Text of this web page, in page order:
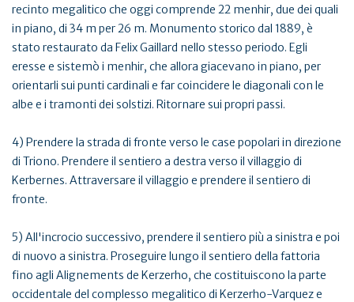
recinto megalitico che oggi comprende 22 menhir, due dei quali
in piano, di 34 m per 26 m. Monumento storico dal 1889, è
stato restaurato da Felix Gaillard nello stesso periodo. Egli
eresse e sistemò i menhir, che allora giacevano in piano, per
orientarli sui punti cardinali e far coincidere le diagonali con le
albe e i tramonti dei solstizi. Ritornare sui propri passi.
4) Prendere la strada di fronte verso le case popolari in direzione
di Triono. Prendere il sentiero a destra verso il villaggio di
Kerbernes. Attraversare il villaggio e prendere il sentiero di
fronte.
5) All'incrocio successivo, prendere il sentiero più a sinistra e poi
di nuovo a sinistra. Proseguire lungo il sentiero della fattoria
fino agli Alignements de Kerzerho, che costituiscono la parte
occidentale del complesso megalitico di Kerzerho-Varquez e